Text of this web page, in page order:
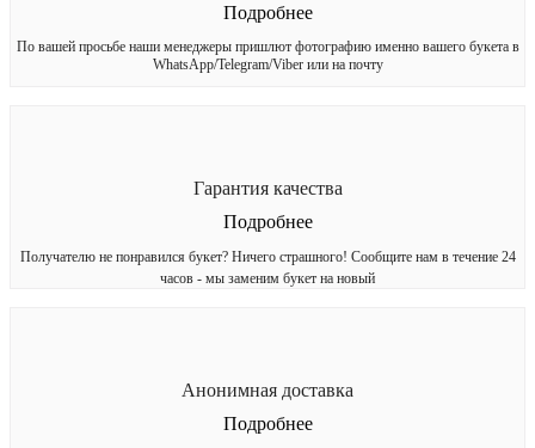
Подробнее
По вашей просьбе наши менеджеры пришлют фотографию именно вашего букета в
WhatsApp/Telegram/Viber или на почту
Гарантия качества
Подробнее
Получателю не понравился букет? Ничего страшного! Сообщите нам в течение 24
часов - мы заменим букет на новый
Анонимная доставка
Подробнее